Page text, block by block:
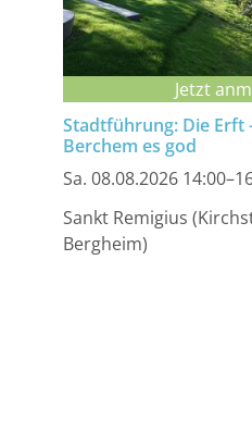
Jetzt
Stadtführung: Die Erft
Berchem es god
Sa. 08.08.2026
Sankt Remigius
Bergheim)